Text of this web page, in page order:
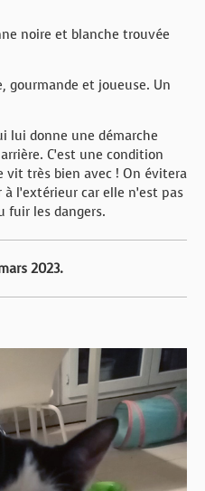
noire et blanche trouvée
gourmande et joueuse. Un
lui donne une démarche
C’est une condition
vit très bien avec ! On évitera
l’extérieur car elle n’est pas
fuir les dangers.
2023.